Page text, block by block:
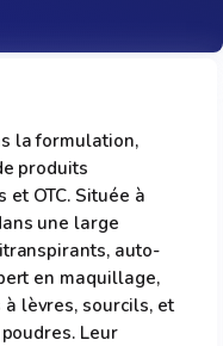
la formulation,
produits
OTC. Située à
une large
auto-
en maquillage,
à lèvres, sourcils, et
Leur